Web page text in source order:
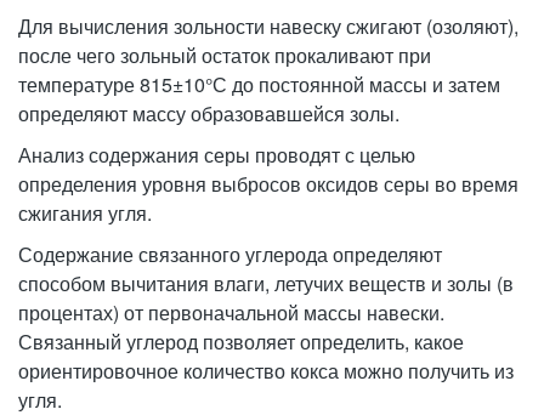
Для вычисления зольности навеску сжигают (озоляют),
после чего зольный остаток прокаливают при
температуре 815±10°С до постоянной массы и затем
определяют массу образовавшейся золы.
Анализ содержания серы проводят с целью
определения уровня выбросов оксидов серы во время
сжигания угля.
Содержание связанного углерода определяют
способом вычитания влаги, летучих веществ и золы (в
процентах) от первоначальной массы навески.
Связанный углерод позволяет определить, какое
ориентировочное количество кокса можно получить из
угля.